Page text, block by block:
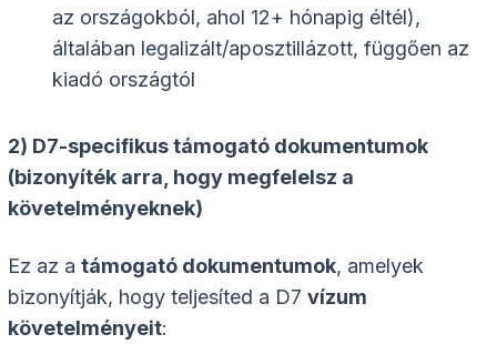
az országokból, ahol 12+ hónapig éltél),
általában legalizált/aposztillázott, függően az
kiadó országtól
2) D7-specifikus támogató dokumentumok
(bizonyíték arra, hogy megfelelsz a
követelményeknek)
Ez az a támogató dokumentumok, amelyek
bizonyítják, hogy teljesíted a D7 vízum
követelményeit: